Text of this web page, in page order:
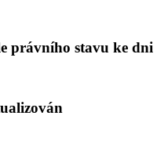
právního stavu ke dni